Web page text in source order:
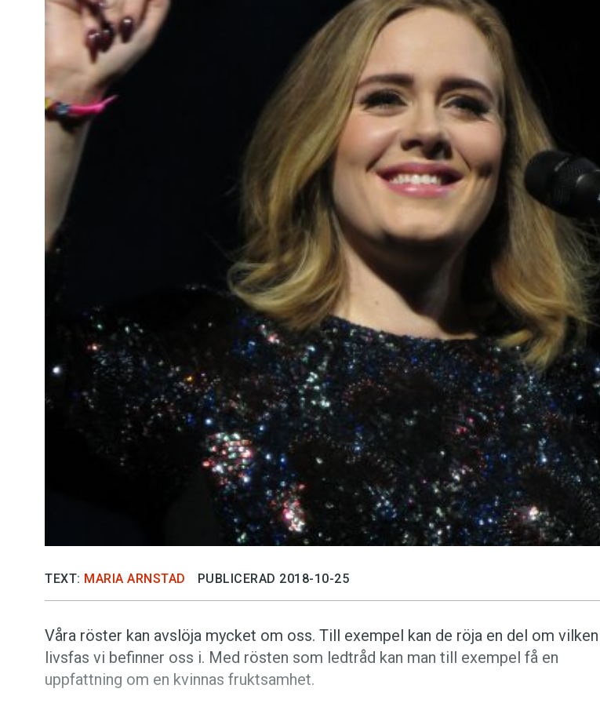
Podden
Anmäl till språkpolisen
Föreslå nyord
Annonsera
Prenumerera
Läs Språktidningen digitalt
Press
TEXT: MARIA ARNSTAD PUBLICERAD 2018-10-25
Våra röster kan avslöja mycket om oss. Till exempel kan de röja en del om vilken
livsfas vi befinner oss i. Med rösten som ledtråd kan man till exempel få en
uppfattning om en kvinnas fruktsamhet.